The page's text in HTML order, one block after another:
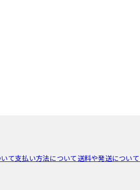
て支払い方法について 送料や発送について